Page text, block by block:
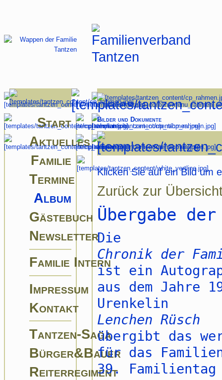
Start
Aktuelles
Familie
Termine
Album
Gästebuch
Newsletter
Familie Intern
Impressum
Kontakt
Tantzen-Saga
Bürger&Bauer
Reiterregiment
Bilder und Dokumente
Klicken Sie auf ein Bild um
Zurück zur
Übergabe
Die
Chronik der
ist ein
aus dem Jahre
Urenkelin
Lenchen Rüsch
übergibt das
für das
39. Familientag